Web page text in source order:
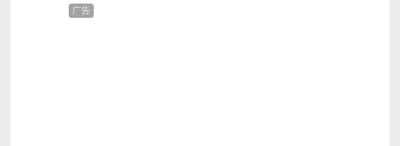
广告